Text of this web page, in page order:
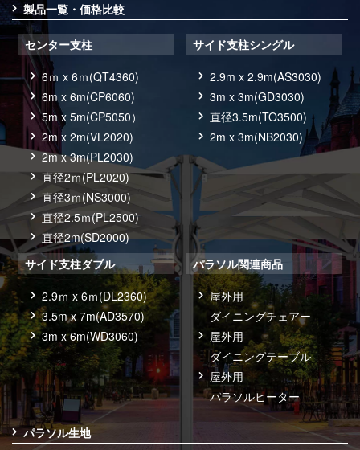
製品一覧・価格比較
センター支柱
6ｍ x 6ｍ(QT4360)
6m x 6m(CP6060)
5m x 5m(CP5050）
2m x 2m(VL2020)
2m x 3m(PL2030)
直径2ｍ(PL2020)
直径3ｍ(NS3000)
直径2.5ｍ(PL2500)
直径2m(SD2000)
サイド支柱シングル
2.9m x 2.9m(AS3030)
3m x 3m(GD3030)
直径3.5m(TO3500)
2m x 3m(NB2030)
サイド支柱ダブル
2.9ｍ x 6ｍ(DL2360)
3.5m x 7m(AD3570)
3m x 6m(WD3060)
パラソル関連商品
屋外用
ダイニングチェアー
屋外用
ダイニングテーブル
屋外用
パラソルヒーター
パラソル生地